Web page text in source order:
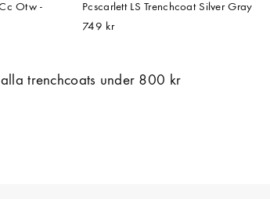
Otw -
Pcscarlett LS Trenchcoat Silver Gray
749 kr
trenchcoats under 800 kr